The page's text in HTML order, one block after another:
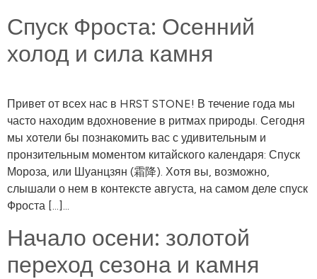
Спуск Фроста: Осенний
холод и сила камня
Привет от всех нас в HRST STONE! В течение года мы
часто находим вдохновение в ритмах природы. Сегодня
мы хотели бы познакомить вас с удивительным и
пронзительным моментом китайского календаря: Спуск
Мороза, или Шуанцзян (霜降). Хотя вы, возможно,
слышали о нем в контексте августа, на самом деле спуск
Фроста [...]...
Начало осени: золотой
переход сезона и камня